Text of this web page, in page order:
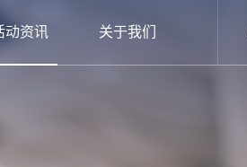
动资讯 关于我们